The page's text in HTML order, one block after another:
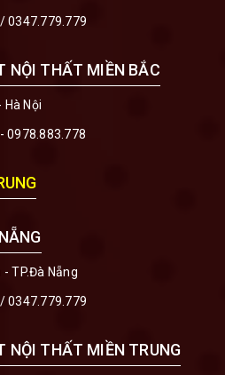
/0347.779.779
NỘI THẤT MIỀN BẮC
Hà Nội
0978.883.778
TP.Đà Nẵng
/0347.779.779
NỘI THẤT MIỀN TRUNG